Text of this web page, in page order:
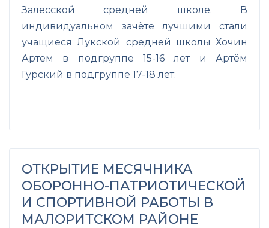
Залесской средней школе. В
индивидуальном зачёте лучшими стали
учащиеся Лукской средней школы Хочин
Артем в подгруппе 15-16 лет и Артём
Гурский в подгруппе 17-18 лет.
ОТКРЫТИЕ МЕСЯЧНИКА
ОБОРОННО-ПАТРИОТИЧЕСКОЙ
И СПОРТИВНОЙ РАБОТЫ В
МАЛОРИТСКОМ РАЙОНЕ